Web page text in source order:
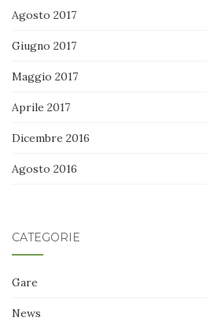
Agosto 2017
Giugno 2017
Maggio 2017
Aprile 2017
Dicembre 2016
Agosto 2016
CATEGORIE
Gare
News